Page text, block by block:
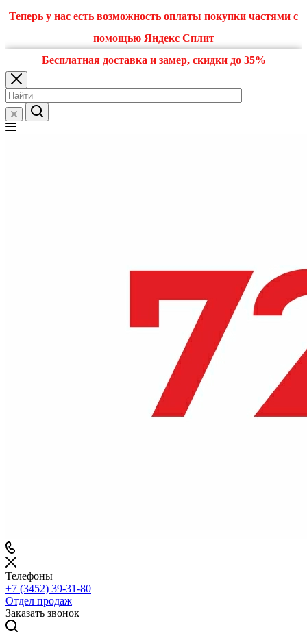
Теперь у нас есть возможность оплаты покупки частями с
помощью Яндекс Сплит
Бесплатная доставка и замер, скидки до 35%
Телефоны
+7 (3452) 39-31-80
Отдел продаж
Заказать звонок